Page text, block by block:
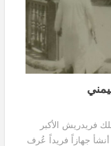
لم يكتفِ الملك فريدريش الأكبر
أنشأ جهازاً فريداً عُرف